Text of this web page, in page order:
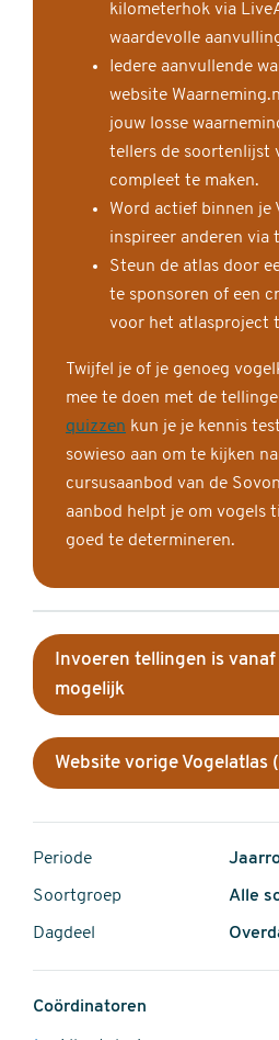
kilometerhok via
waardevolle
Iedere aanvullende
website
jouw losse
tellers de soortenlijst
compleet te maken.
Word actief binnen je
inspireer anderen via
Steun de atlas door
te sponsoren of een
voor het atlasproject
Twijfel je of je genoeg
mee te doen met de
quizzen kun je je kennis
sowieso aan om te kijken
cursusaanbod van de
aanbod helpt je om vogels
goed te determineren.
Invoeren tellingen is
mogelijk
Website vorige Vogelatlas
Periode
Soortgroep Alle
Dagdeel
Coördinatoren